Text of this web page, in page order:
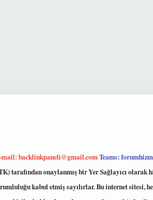
mail:backlinkpaneli@gmail.comTeams:
tarafından onaylanmış bir Yer Sağlayıcı
kabul etmiş sayılırlar. Bu internet sitesi,